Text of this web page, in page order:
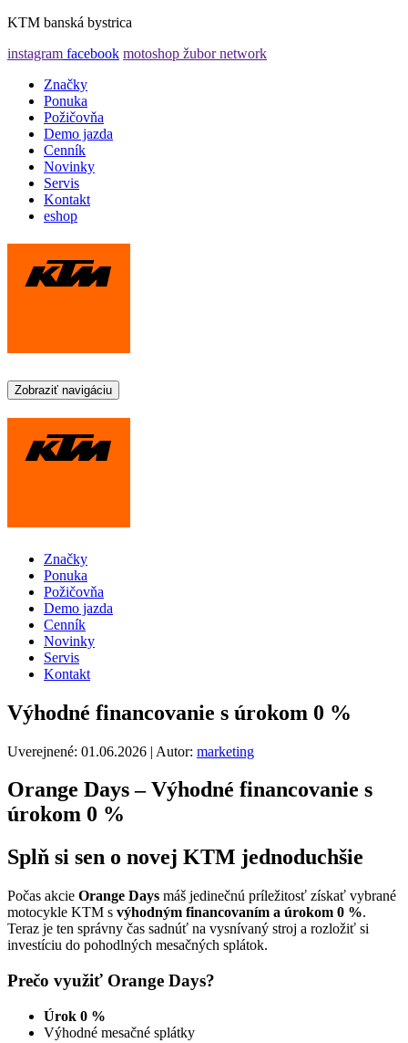
KTM banská bystrica
instagram facebook motoshop žubor network
Značky
Ponuka
Požičovňa
Demo jazda
Cenník
Novinky
Servis
Kontakt
eshop
Zobraziť navigáciu
Značky
Ponuka
Požičovňa
Demo jazda
Cenník
Novinky
Servis
Kontakt
Výhodné financovanie s úrokom 0 %
Uverejnené: 01.06.2026 | Autor: marketing
Orange Days – Výhodné financovanie s
úrokom 0 %
Splň si sen o novej KTM jednoduchšie
Počas akcie Orange Days máš jedinečnú príležitosť získať vybrané
motocykle KTM s výhodným financovaním a úrokom 0 %.
Teraz je ten správny čas sadnúť na vysnívaný stroj a rozložiť si
investíciu do pohodlných mesačných splátok.
Prečo využiť Orange Days?
Úrok 0 %
Výhodné mesačné splátky